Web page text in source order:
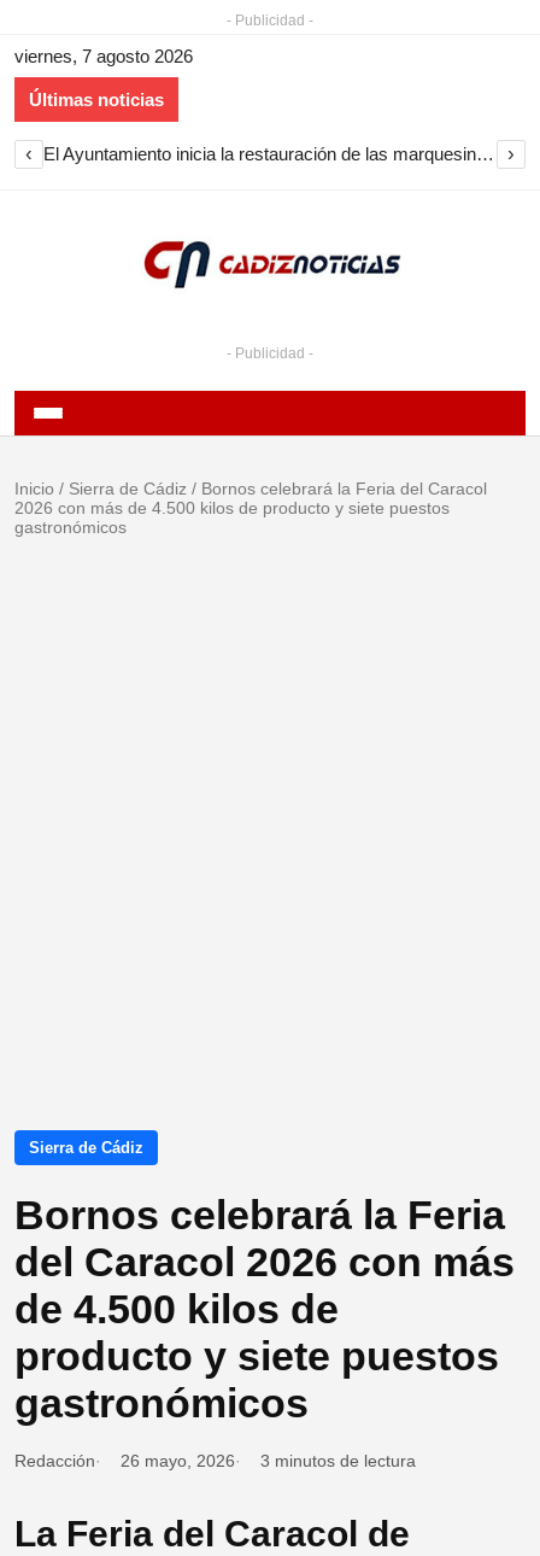
- Publicidad -
viernes, 7 agosto 2026
Últimas noticias
‹ El Ayuntamiento inicia la restauración de las marquesinas de Plaza Esteve para volver a instalarlas en el centro de Jerez ›
- Publicidad -
Inicio / Sierra de Cádiz / Bornos celebrará la Feria del Caracol
2026 con más de 4.500 kilos de producto y siete puestos
gastronómicos
Sierra de Cádiz
Bornos celebrará la Feria
del Caracol 2026 con más
de 4.500 kilos de
producto y siete puestos
gastronómicos
Redacción 26 mayo, 2026 3 minutos de lectura
La Feria del Caracol de